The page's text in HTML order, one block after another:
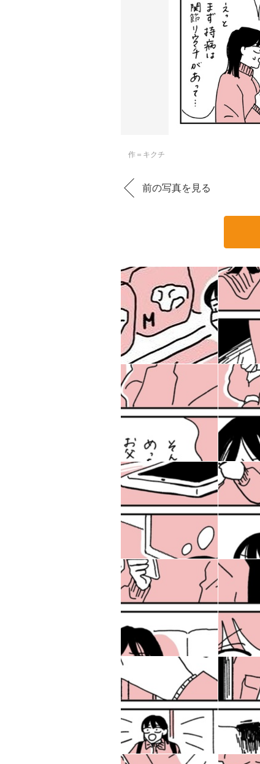
作＝キクチ
前の写真を見る